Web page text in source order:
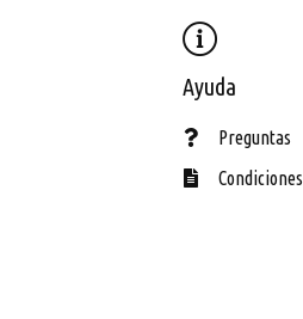
Ayuda
Preguntas
Condiciones